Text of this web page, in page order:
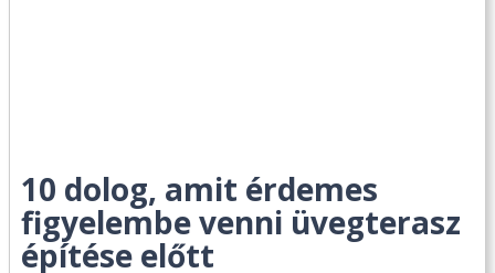
10 dolog, amit érdemes
figyelembe venni üvegterasz
építése előtt